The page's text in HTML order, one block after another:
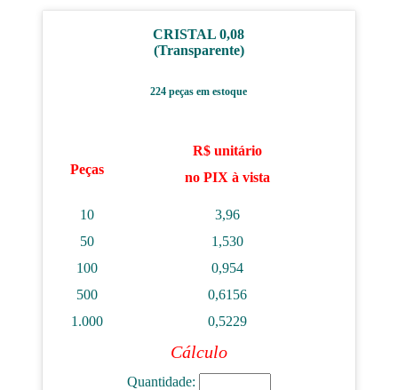
CRISTAL 0,08
(Transparente)
224 peças em estoque
Peças
R$ unitário
no PIX à vista
10
3,96
50
1,530
100
0,954
500
0,6156
1.000
0,5229
Cálculo
Quantidade: